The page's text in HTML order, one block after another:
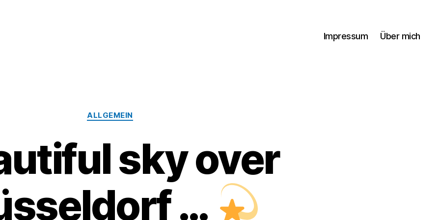
Impressum Über mich
Kategorien
ALLGEMEIN
sky over
…